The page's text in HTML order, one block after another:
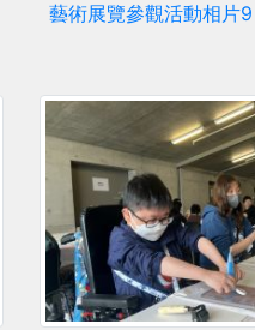
藝術展覽參觀活動相片9